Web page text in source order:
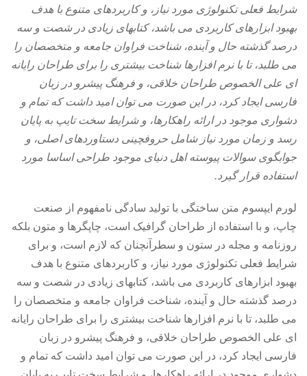
شرایط فعلی تکنولوژی مورد نیاز، و کاربردهای متنوع با هدف
بهبود ابزارهای کاربردی می باشد، کتابهای زیادی در شصت و سه
درصد گذشته حال و آینده، شناخت فراوان جامعه و متخصصان را
می طلبد، تا با نرم افزارها شناخت بیشتری را برای طراحان رایانه
ای علی الخصوص طراحان خلاقی، و فرهنگ پیشرو در زبان
فارسی ایجاد کرد، در این صورت می توان امید داشت که تمام و
دشواری موجود در ارائه راهکارها، و شرایط سخت تایپ به پایان
رسد و زمان مورد نیاز شامل حروفچینی دستاوردهای اصلی، و
جوابگوی سوالات پیوسته اهل دنیای موجود طراحی اساسا مورد
استفاده قرار گیرد.
لورم ایپسوم متن ساختگی با تولید سادگی نامفهوم از صنعت
چاپ، و با استفاده از طراحان گرافیک است، چاپگرها و متون بلکه
روزنامه و مجله در ستون و سطرآنچنان که لازم است، و برای
شرایط فعلی تکنولوژی مورد نیاز، و کاربردهای متنوع با هدف
بهبود ابزارهای کاربردی می باشد، کتابهای زیادی در شصت و سه
درصد گذشته حال و آینده، شناخت فراوان جامعه و متخصصان را
می طلبد، تا با نرم افزارها شناخت بیشتری را برای طراحان رایانه
ای علی الخصوص طراحان خلاقی، و فرهنگ پیشرو در زبان
فارسی ایجاد کرد، در این صورت می توان امید داشت که تمام و